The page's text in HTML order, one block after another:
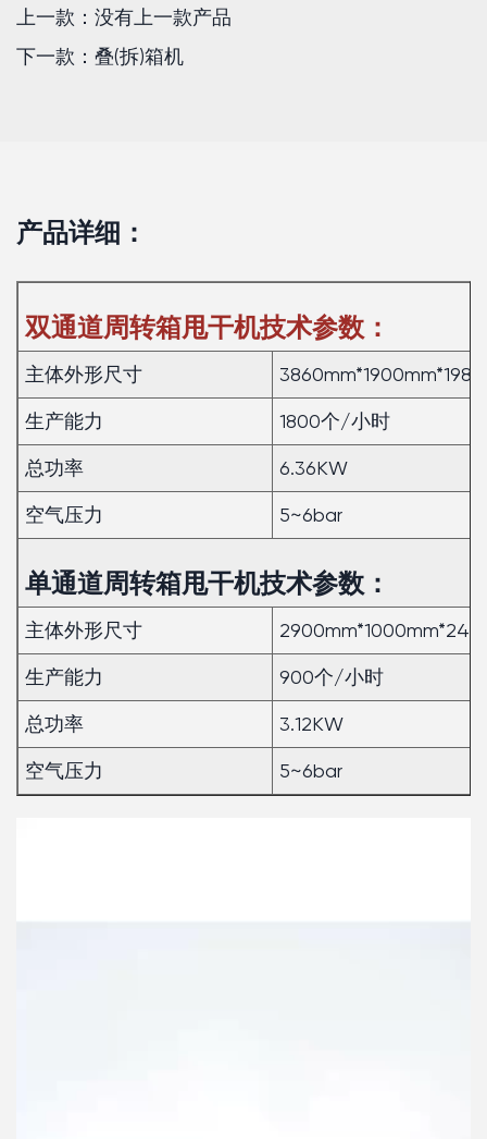
上一款：没有上一款产品
下一款：叠(拆)箱机
产品详细：
双通道周转箱甩干机技术参数：
主体外形尺寸
生产能力 1800个/小时
总功率 6.36KW
空气压力 5~6bar
单通道周转箱甩干机技术参数：
主体外形尺寸
生产能力 900个/小时
总功率 3.12KW
空气压力 5~6bar